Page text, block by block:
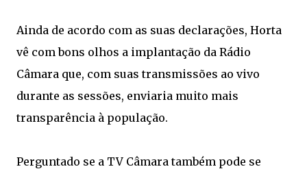
Ainda de acordo com as suas declarações, Horta
vê com bons olhos a implantação da Rádio
Câmara que, com suas transmissões ao vivo
durante as sessões, enviaria muito mais
transparência à população.
Perguntado se a TV Câmara também pode se